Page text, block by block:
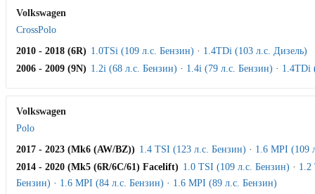
Volkswagen
CrossPolo
2010 - 2018 (6R) 1.0TSi (109 л.с. Бензин) · 1.4TDi (103 л.с. Дизель)
2006 - 2009 (9N) 1.2i (68 л.с. Бензин) · 1.4i (79 л.с. Бензин) · 1.4TDi
Volkswagen
Polo
2017 - 2023 (Mk6 (AW/BZ)) 1.4 TSI (123 л.с. Бензин) · 1.6 MPI (109
2014 - 2020 (Mk5 (6R/6C/61) Facelift) 1.0 TSI (109 л.с. Бензин) · 1.2
Бензин) · 1.6 MPI (84 л.с. Бензин) · 1.6 MPI (89 л.с. Бензин)